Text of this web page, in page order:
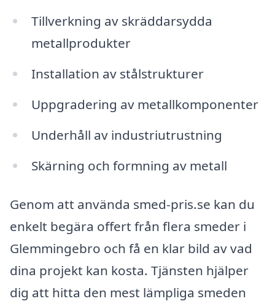
Tillverkning av skräddarsydda
metallprodukter
Installation av stålstrukturer
Uppgradering av metallkomponenter
Underhåll av industriutrustning
Skärning och formning av metall
Genom att använda smed-pris.se kan du
enkelt begära offert från flera smeder i
Glemmingebro och få en klar bild av vad
dina projekt kan kosta. Tjänsten hjälper
dig att hitta den mest lämpliga smeden